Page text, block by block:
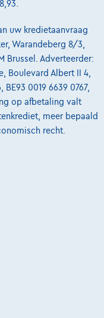
1.2 T 100 You combineert
74 kW ( 99 PK )
uw kredietaanvraag
Warandeberg 8/3,
Brussel. Adverteerder:
Boulevard Albert II 4,
BE93 0019 6639 0767,
op afbetaling valt
meer bepaald
recht.